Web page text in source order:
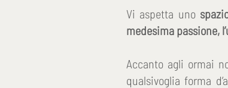
Vi aspetta uno
medesima passione,
Accanto agli ormai
qualsivoglia forma